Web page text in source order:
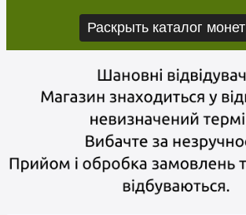
Раскрыть каталог монет